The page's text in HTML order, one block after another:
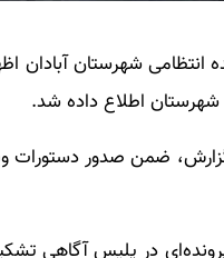
شهرستان آبادان
شهرستان اطلاع داده شد.
ضمن صدور دستورات
در پلیس آگاهی تشکیل